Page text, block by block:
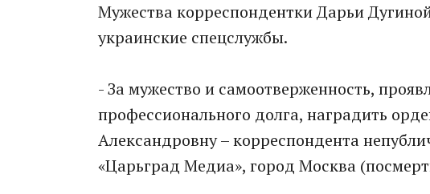
Мужества корреспондентки Дарьи
украинские спецслужбы.
- За мужество и самоотверженность,
профессионального долга, наградить
Александровну – корреспондента
«Царьград Медиа», город Москва